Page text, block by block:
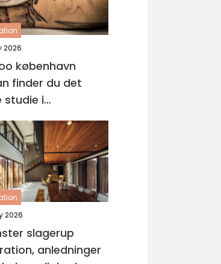
2026
københavn
finder du det
studie i
2026
slagerup
anledninger